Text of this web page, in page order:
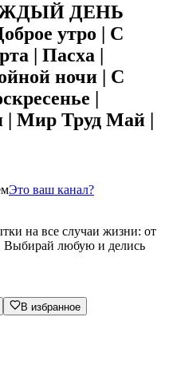
ДЕНЬ
утро | С
| Пасха |
ночи | С
|
| Мир Труд Май |
Это ваш канал?
на все случаи жизни: от
Выбирай любую и делись
В избранное